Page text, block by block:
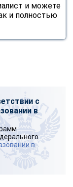
и можете
и полностью
с
в
в